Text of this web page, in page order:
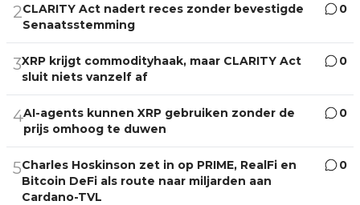
2CLARITY Act nadert reces zonder bevestigde
Senaatsstemming
0
3XRP krijgt commodityhaak, maar CLARITY Act
sluit niets vanzelf af
0
4AI-agents kunnen XRP gebruiken zonder de
prijs omhoog te duwen
0
5Charles Hoskinson zet in op PRIME, RealFi en
Bitcoin DeFi als route naar miljarden aan
Cardano-TVL
0